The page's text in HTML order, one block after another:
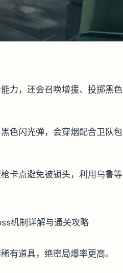
力，还会召唤增援、投掷黑色
色闪光弹，会穿烟配合卫队包
卡点避免被锁头，利用乌鲁等
有道具，绝密局爆率更高。